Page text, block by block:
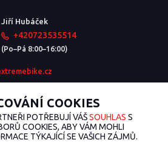
Jiří Hubáček
+420723535514
(Po–Pá 8:00–16:00)
COOKIES
POTŘEBUJÍ VÁŠSOUHLAS S
COOKIES, ABY VÁM MOHLI
TÝKAJÍCÍ SE VAŠICH ZÁJMŮ.